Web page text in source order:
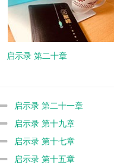
启示录 第二十章
启示录 第二十一章
启示录 第十九章
启示录 第十七章
启示录 第十五章